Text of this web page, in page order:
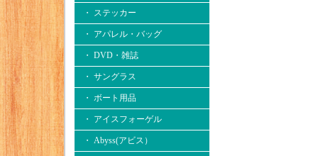
・ ステッカー
・ アパレル・バッグ
・ DVD・雑誌
・ サングラス
・ ボート用品
・ アイスフォーゲル
・ Abyss(アビス）